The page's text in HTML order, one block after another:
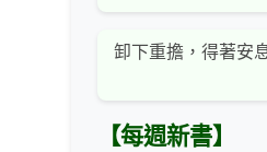
卸下重擔，得著安
【每週新書】